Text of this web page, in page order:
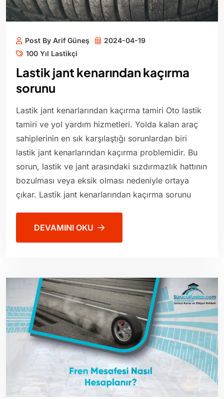
Post By Arif Güneş
2024-04-19
100 Yıl Lastikçi
Lastik jant kenarından kaçırma
sorunu
Lastik jant kenarlarından kaçırma tamiri Oto lastik
tamiri ve yol yardım hizmetleri. Yolda kalan araç
sahiplerinin en sık karşılaştığı sorunlardan biri
lastik jant kenarlarından kaçırma problemidir. Bu
sorun, lastik ve jant arasındaki sızdırmazlık hattının
bozulması veya eksik olması nedeniyle ortaya
çıkar. Lastik jant kenarlarından kaçırma sorunu
DEVAMINI OKU